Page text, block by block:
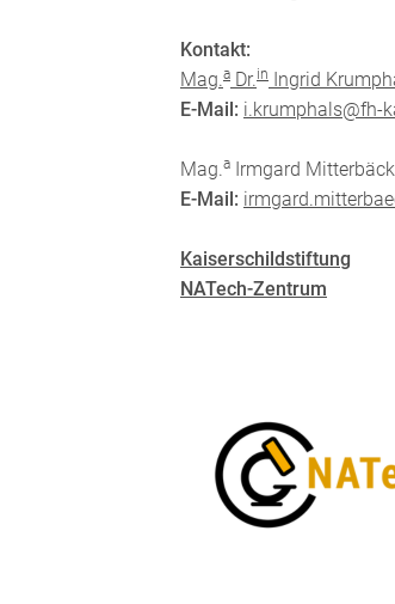
Kontakt:
Mag.a Dr.in Ingrid
E-Mail: i.krumphals@fh-
Mag.a Irmgard Mitterbäck
E-Mail:
Kaiserschildstiftung
NATech-Zentrum